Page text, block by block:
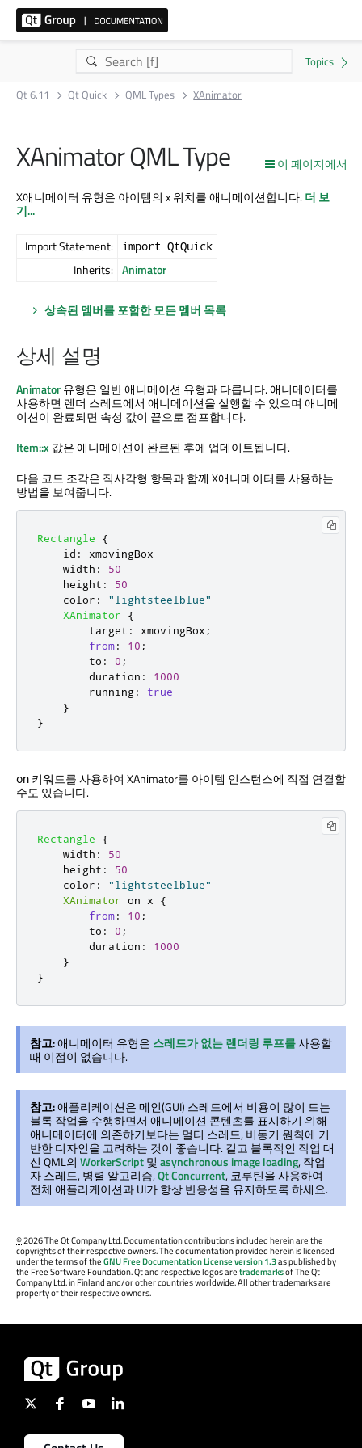
Qt 6.11 Qt Quick QML Types XAnimator
이 페이지에서
XAnimator QML Type
X애니메이터 유형은 아이템의 x 위치를 애니메이션합니다.더 보
기...
Import Statement: import QtQuick
Inherits: Animator
상속된 멤버를 포함한 모든 멤버 목록
상세 설명
Animator유형은 일반 애니메이션 유형과 다릅니다. 애니메이터를
사용하면 렌더 스레드에서 애니메이션을 실행할 수 있으며 애니메
이션이 완료되면 속성 값이 끝으로 점프합니다.
Item::x 값은 애니메이션이 완료된 후에 업데이트됩니다.
다음 코드 조각은 직사각형 항목과 함께 X애니메이터를 사용하는
방법을 보여줍니다.
Rectangle
{
id :
xmovingBox
width :
50
height :
50
color :
"lightsteelblue"
XAnimator
{
target : xmovingBox ;
from: 10 ;
to : 0 ;
duration :
1000
running:
true
}
}
on 키워드를 사용하여 XAnimator를 아이템 인스턴스에 직접 연결할
수도 있습니다.
Rectangle
{
width :
50
height :
50
color :
"lightsteelblue"
XAnimator on x
{
from: 10 ;
to : 0 ;
duration :
1000
}
}
참고:애니메이터 유형은 스레드가 없는 렌더링 루프를사용할
때 이점이 없습니다.
참고:애플리케이션은 메인(GUI) 스레드에서 비용이 많이 드는
블록 작업을 수행하면서 애니메이션 콘텐츠를 표시하기 위해
애니메이터에 의존하기보다는 멀티 스레드, 비동기 원칙에 기
반한 디자인을 고려하는 것이 좋습니다. 길고 블록적인 작업 대
신 QML의 WorkerScript및 asynchronous image loading, 작업
자 스레드, 병렬 알고리즘,Qt Concurrent, 코루틴을 사용하여
전체 애플리케이션과 UI가 항상 반응성을 유지하도록 하세요.
©2026 The Qt Company Ltd. Documentation contributions included herein are the
copyrights of their respective owners. The documentation provided herein is licensed
under the terms of theGNU Free Documentation License version 1.3as published by
the Free Software Foundation. Qt and respective logos aretrademarksof The Qt
Company Ltd. in Finland and/or other countries worldwide. All other trademarks are
property of their respective owners.